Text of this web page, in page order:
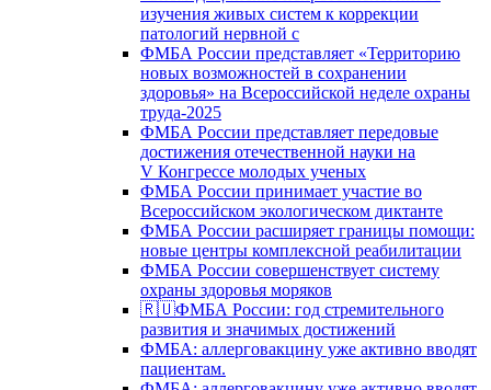
изучения живых систем к коррекции
патологий нервной с
ФМБА России представляет «Территорию
новых возможностей в сохранении
здоровья» на Всероссийской неделе охраны
труда-2025
ФМБА России представляет передовые
достижения отечественной науки на
V Конгрессе молодых ученых
ФМБА России принимает участие во
Всероссийском экологическом диктанте
ФМБА России расширяет границы помощи:
новые центры комплексной реабилитации
ФМБА России совершенствует систему
охраны здоровья моряков
🇷🇺ФМБА России: год стремительного
развития и значимых достижений
ФМБА: аллерговакцину уже активно вводят
пациентам.